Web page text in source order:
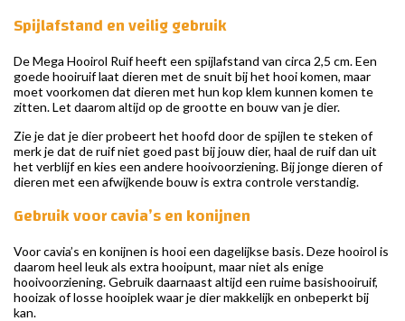
Spijlafstand en veilig gebruik
De Mega Hooirol Ruif heeft een spijlafstand van circa 2,5 cm. Een
goede hooiruif laat dieren met de snuit bij het hooi komen, maar
moet voorkomen dat dieren met hun kop klem kunnen komen te
zitten. Let daarom altijd op de grootte en bouw van je dier.
Zie je dat je dier probeert het hoofd door de spijlen te steken of
merk je dat de ruif niet goed past bij jouw dier, haal de ruif dan uit
het verblijf en kies een andere hooivoorziening. Bij jonge dieren of
dieren met een afwijkende bouw is extra controle verstandig.
Gebruik voor cavia’s en konijnen
Voor cavia’s en konijnen is hooi een dagelijkse basis. Deze hooirol is
daarom heel leuk als extra hooipunt, maar niet als enige
hooivoorziening. Gebruik daarnaast altijd een ruime basishooiruif,
hooizak of losse hooiplek waar je dier makkelijk en onbeperkt bij
kan.